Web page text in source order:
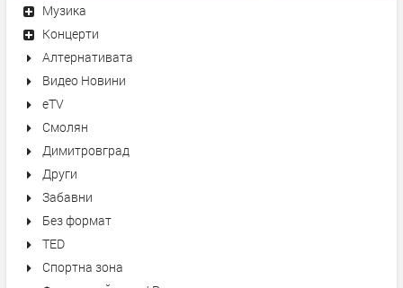
Музика
Концерти
Алтернативата
Видео Новини
eTV
Смолян
Димитровград
Други
Забавни
Без формат
TED
Спортна зона